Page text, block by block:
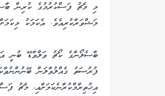
މި މެޗު ފަސްކުރުމުގެ ކުރިން
މަޝްވަރާކުރިއެވެ. އެކަމަކު
ބާސެލޯނާގެ ކޯޗު ވަލްވާޑޭ ބުނީ
ފުރުސަތު ގެއްލުވާލަން
އިޚުތިރާމްކުރާނެކަމަށާއި، މެޗު